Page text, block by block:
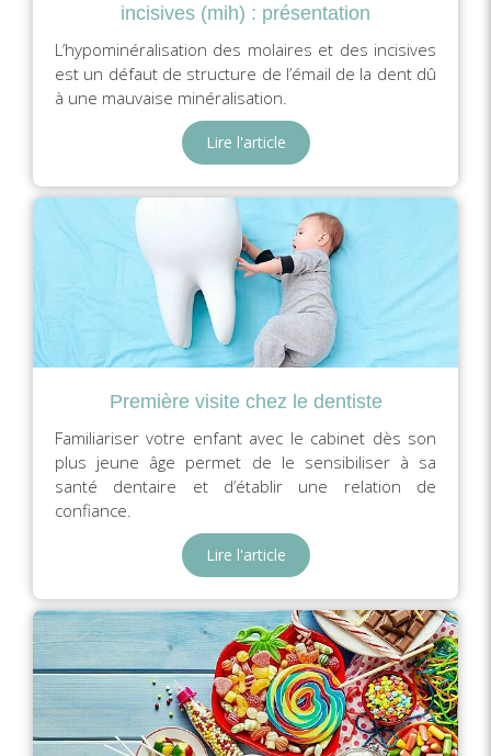
incisives (mih) : présentation
L’hypominéralisation des molaires et des incisives
est un défaut de structure de l’émail de la dent dû
à une mauvaise minéralisation.
Lire l'article
Première visite chez le dentiste
Familiariser votre enfant avec le cabinet dès son
plus jeune âge permet de le sensibiliser à sa
santé dentaire et d’établir une relation de
confiance.
Lire l'article